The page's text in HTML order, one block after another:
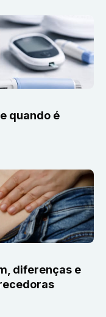
quando é
diferenças e